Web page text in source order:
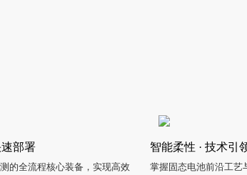
速部署
的全流程核心装备，实现高效
智能柔性 · 技术引
掌握固态电池前沿工艺